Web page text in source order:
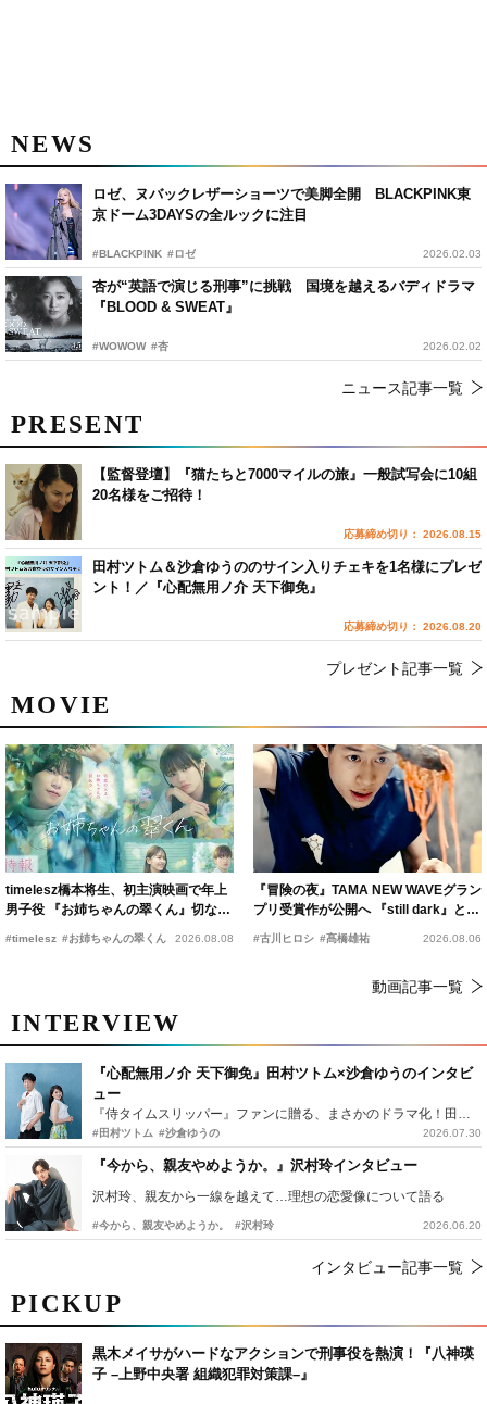
NEWS
ロゼ、ヌバックレザーショーツで美脚全開 BLACKPINK東
京ドーム3DAYSの全ルックに注目
#BLACKPINK #ロゼ 2026.02.03
杏が“英語で演じる刑事”に挑戦 国境を越えるバディドラマ
『BLOOD & SWEAT』
#WOWOW #杏 2026.02.02
ニュース記事一覧
PICKUP
黒木メイサがハードなアクションで刑事役を熱演！『八神瑛
子 –上野中央署 組織犯罪対策課–』
MOVIE
timelesz橋本将生、初主演映画で年上
男子役 『お姉ちゃんの翠くん』切ない
恋の幕開けを予感
#timelesz #お姉ちゃんの翠くん 2026.08.08
『冒険の夜』TAMA NEW WAVEグラン
プリ受賞作が公開へ 『still dark』と同
時上映決定
#古川ヒロシ #髙橋雄祐 2026.08.06
動画記事一覧
INTERVIEW
『心配無用ノ介 天下御免』田村ツトム×沙倉ゆうのインタビ
ュー
『侍タイムスリッパー』ファンに贈る、まさかのドラマ化！田村ツトム×沙倉ゆうのが語る『心配無用ノ介』撮影秘話
#田村ツトム #沙倉ゆうの 2026.07.30
『今から、親友やめようか。』沢村玲インタビュー
沢村玲、親友から一線を越えて…理想の恋愛像について語る
#今から、親友やめようか。 #沢村玲 2026.06.20
インタビュー記事一覧
PRESENT
【監督登壇】『猫たちと7000マイルの旅』一般試写会に10組
20名様をご招待！
応募締め切り： 2026.08.15
田村ツトム＆沙倉ゆうののサイン入りチェキを1名様にプレゼ
ント！／『心配無用ノ介 天下御免』
応募締め切り： 2026.08.20
プレゼント記事一覧